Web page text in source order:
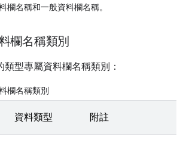
欄名稱和一般資料欄名稱。
欄名稱類別
型專屬資料欄名稱類別：
欄名稱類別
資料類型 附註